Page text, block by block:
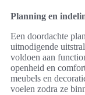
Planning en
Een doordachte
uitnodigende
voldoen aan
openheid en
meubels en
voelen zodra ze